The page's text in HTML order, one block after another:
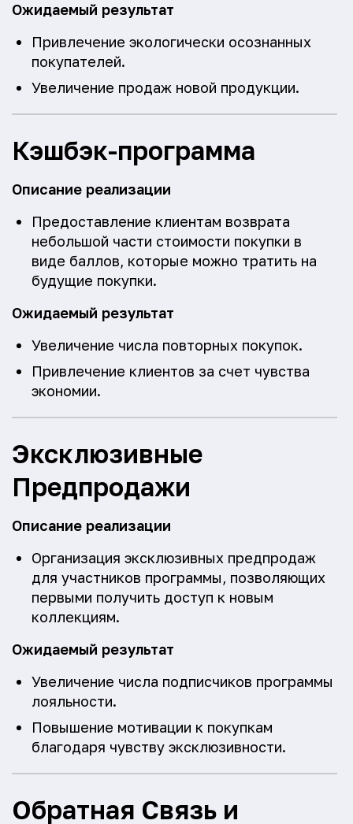
Ожидаемый результат
Привлечение экологически осознанных
покупателей.
Увеличение продаж новой продукции.
Кэшбэк-программа
Описание реализации
Предоставление клиентам возврата
небольшой части стоимости покупки в
виде баллов, которые можно тратить на
будущие покупки.
Ожидаемый результат
Увеличение числа повторных покупок.
Привлечение клиентов за счет чувства
экономии.
Эксклюзивные
Предпродажи
Описание реализации
Организация эксклюзивных предпродаж
для участников программы, позволяющих
первыми получить доступ к новым
коллекциям.
Ожидаемый результат
Увеличение числа подписчиков программы
лояльности.
Повышение мотивации к покупкам
благодаря чувству эксклюзивности.
Обратная Связь и